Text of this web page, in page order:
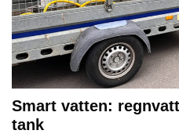
Smart vatten:
tank